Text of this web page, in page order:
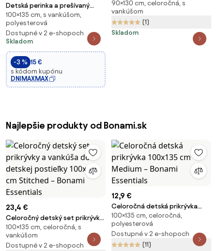
Detská perinka a prešívaný
vankúš do postieľky SWEET
DREAMS - 135x100 cm + 40x60
cm
100×135 cm, s vankúšom,
polyesterová
Dostupné v 2 e-shopoch
Skladom
-3 % 15 €
s kódom kupónu
DNIMAXMAX
mikrovlákna Veľkosť: 90x130 cm
90×130 cm, celoročná, s
vankúšom
(1)
Skladom
Najlepšie produkty od Bonami.sk
23,4 €
Celoročný detský set prikrývky
a vankúša do detskej postieľky
100x135 cm Stitched – Bonami
Essentials
100×135 cm, celoročná, s
vankúšom
Dostupné v 2 e-shopoch
12,9 €
Celoročná detská prikrývka
100x135 cm Medium – Bonami
Essentials
100×135 cm, celoročná,
polyesterová
Dostupné v 2 e-shopoch
(11)